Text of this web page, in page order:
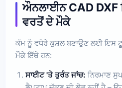
ਔਨਲਾਈਨ CAD
ਵਰਤੋਂ ਦੇ ਮੌਕੇ
ਕੰਮ ਨੂੰ ਵਧੇਰੇ ਕੁਸ਼ਲ ਬਣਾਉਣ ਲਈ ਇਸ
ਮੌਕੇ ਇੱਥੇ ਹਨ:
ਸਾਈਟ 'ਤੇ ਤੁਰੰਤ ਜਾਂਚ: ਨਿਰਮਾਣ